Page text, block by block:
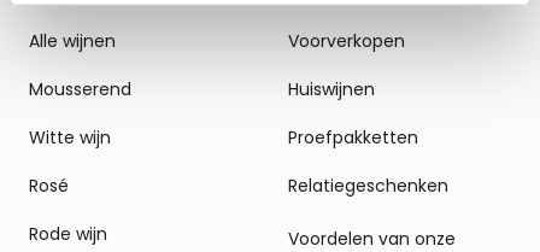
Alle wijnen
Mousserend
Witte wijn
Rosé
Rode wijn
Voorverkopen
Huiswijnen
Proefpakketten
Relatiegeschenken
Voordelen van onze